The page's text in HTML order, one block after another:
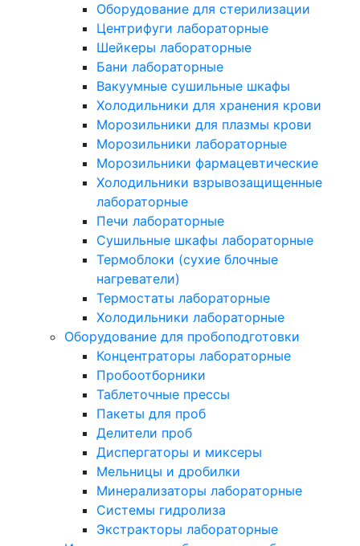
Оборудование для стерилизации
Центрифуги лабораторные
Шейкеры лабораторные
Бани лабораторные
Вакуумные сушильные шкафы
Холодильники для хранения крови
Морозильники для плазмы крови
Морозильники лабораторные
Морозильники фармацевтические
Холодильники взрывозащищенные
лабораторные
Печи лабораторные
Сушильные шкафы лабораторные
Термоблоки (сухие блочные
нагреватели)
Термостаты лабораторные
Холодильники лабораторные
Оборудование для пробоподготовки
Концентраторы лабораторные
Пробоотборники
Таблеточные прессы
Пакеты для проб
Делители проб
Диспергаторы и миксеры
Мельницы и дробилки
Минерализаторы лабораторные
Системы гидролиза
Экстракторы лабораторные